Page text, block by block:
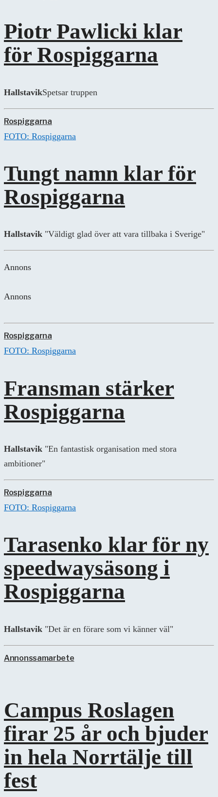
Piotr Pawlicki klar
för Rospiggarna
HallstavikSpetsar truppen
Rospiggarna
FOTO: Rospiggarna
Tungt namn klar för
Rospiggarna
Hallstavik "Väldigt glad över att vara tillbaka i Sverige"
Annons
Annons
Rospiggarna
FOTO: Rospiggarna
Fransman stärker
Rospiggarna
Hallstavik "En fantastisk organisation med stora
ambitioner"
Rospiggarna
FOTO: Rospiggarna
Tarasenko klar för ny
speedwaysäsong i
Rospiggarna
Hallstavik "Det är en förare som vi känner väl"
Annonssamarbete
Campus Roslagen
firar 25 år och bjuder
in hela Norrtälje till
fest